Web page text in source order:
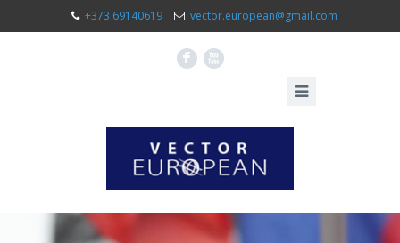
+373 69140619 vector.european@gmail.com
F X